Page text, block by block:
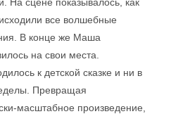
все волшебные
В конце же Маша
на свои места.
к детской сказке и ни в
Превращая
масштабное произведение,